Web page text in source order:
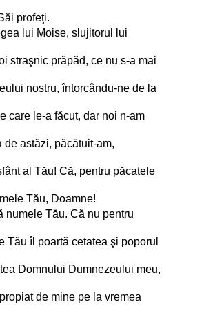
profeţi.
lui Moise, slujitorul lui
straşnic prăpăd, ce nu s-a mai
nostru, întorcându-ne de la
care le-a făcut, dar noi n-am
astăzi, păcătuit-am,
al Tău! Că, pentru păcatele
Tău, Doamne!
numele Tău. Că nu pentru
Tău îl poartă cetatea şi poporul
Domnului Dumnezeului meu,
de mine pe la vremea